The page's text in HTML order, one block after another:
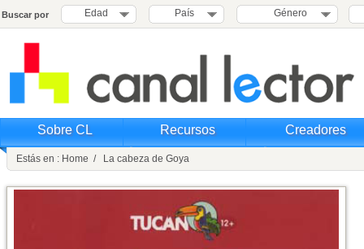
Buscar por Edad País Género
Sobre CL Recursos Creadores
Estás en : Home / La cabeza de Goya